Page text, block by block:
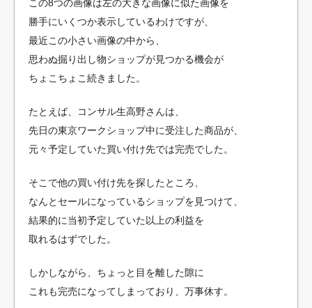
この8つの画像は左の大きな画像に似た画像を
勝手にいくつか表示しているわけですが、
最近この小さい画像の中から、
思わぬ掘り出し物ショップが見つかる機会が
ちょこちょこ続きました。
たとえば、コンサル生高野さんは、
先日の東京ワークショップ中に受注した商品が、
元々予定していた買い付け先では完売でした。
そこで他の買い付け先を探したところ、
なんとセールになっているショップを見つけて、
結果的に当初予定していた以上の利益を
取れるはずでした。
しかしながら、ちょっと目を離した隙に
これも完売になってしまっており、万事休す。